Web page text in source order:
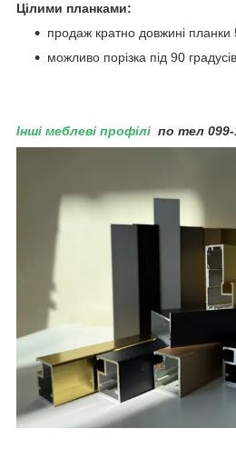
Цілими планками:
продаж кратно довжині планки
можливо порізка під 90
Інші меблеві профілі по тел 099-